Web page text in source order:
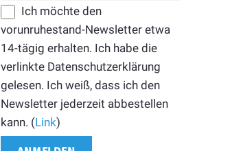
Ich möchte den
vorunruhestand-Newsletter etwa
14-tägig erhalten. Ich habe die
verlinkte Datenschutzerklärung
gelesen. Ich weiß, dass ich den
Newsletter jederzeit abbestellen
kann. (Link)